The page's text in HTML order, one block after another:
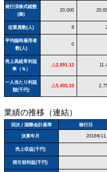
発行済株式総数
(株)
20,000
従業員数(人) 8
平均臨時雇用者
数(人)
0
売上高経常利益
率（％）
△2,891.12
一人当たり利益
額(千円)
△5,493.10
業績の推移（連結）
回次 / 国際会計基準 移行日
決算年月 2018年11
売上収益(千円)
税引前利益(千円)